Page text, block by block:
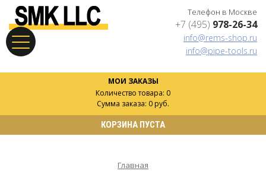
Телефон в Москве
+7 (495) 978-26-34
info@rems-shop.ru
info@pipe-tools.ru
МОИ ЗАКАЗЫ
Количество товара: 0
Сумма заказа: 0 руб.
КОРЗИНА ПУСТА
Главная